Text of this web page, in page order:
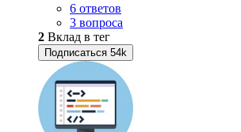
6 ответов
3 вопроса
2 Вклад в тег
Подписаться 54k